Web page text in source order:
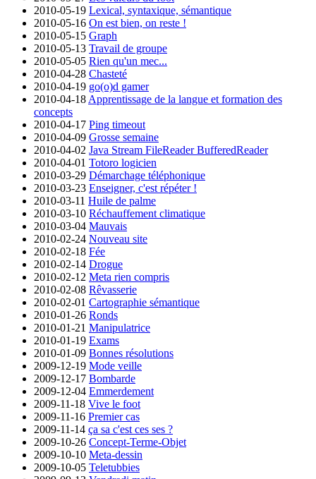
2010-05-19 Lexical, syntaxique, sémantique
2010-05-16 On est bien, on reste !
2010-05-15 Graph
2010-05-13 Travail de groupe
2010-05-05 Rien qu'un mec...
2010-04-28 Chasteté
2010-04-19 go(o)d gamer
2010-04-18 Apprentissage de la langue et formation des
concepts
2010-04-17 Ping timeout
2010-04-09 Grosse semaine
2010-04-02 Java Stream FileReader BufferedReader
2010-04-01 Totoro logicien
2010-03-29 Démarchage téléphonique
2010-03-23 Enseigner, c'est répéter !
2010-03-11 Huile de palme
2010-03-10 Réchauffement climatique
2010-03-04 Mauvais
2010-02-24 Nouveau site
2010-02-18 Fée
2010-02-14 Drogue
2010-02-12 Meta rien compris
2010-02-08 Rêvasserie
2010-02-01 Cartographie sémantique
2010-01-26 Ronds
2010-01-21 Manipulatrice
2010-01-19 Exams
2010-01-09 Bonnes résolutions
2009-12-19 Mode veille
2009-12-17 Bombarde
2009-12-04 Emmerdement
2009-11-18 Vive le foot
2009-11-16 Premier cas
2009-11-14 ça sa c'est ces ses ?
2009-10-26 Concept-Terme-Objet
2009-10-10 Meta-dessin
2009-10-05 Teletubbies